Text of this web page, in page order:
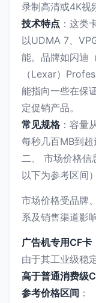
录制高清或4K视
技术特点 ：这类
以UDMA 7、
能。品牌如闪迪
（Lexar）
能指向一些在保
定促销产品。
常见规格 ：容量
每秒几百MB到超
二、 市场价格信
以下为参考区间）
市场价格受品牌
系及销售渠道影
广告机专用CF卡
由于其工业级稳
高于普通消费级
参考价格区间 ：